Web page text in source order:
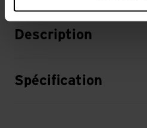
Description
Spécification